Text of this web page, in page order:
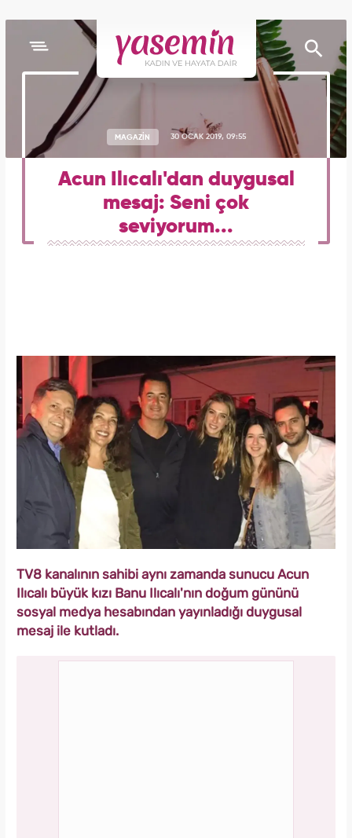
MAGAZİN 30 OCAK 2019, 09:55
Acun Ilıcalı'dan duygusal
mesaj: Seni çok
seviyorum...
TV8 kanalının sahibi aynı zamanda sunucu Acun
Ilıcalı büyük kızı Banu Ilıcalı'nın doğum gününü
sosyal medya hesabından yayınladığı duygusal
mesaj ile kutladı.